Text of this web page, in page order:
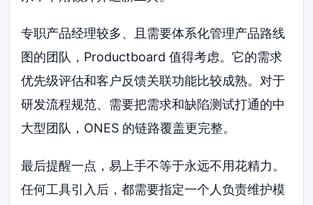
专职产品经理较多、且需要体系化管理产品路线
图的团队，Productboard 值得考虑。它的需求
优先级评估和客户反馈关联功能比较成熟。对于
研发流程规范、需要把需求和缺陷测试打通的中
大型团队，ONES 的链路覆盖更完整。
最后提醒一点，易上手不等于永远不用花精力。
任何工具引入后，都需要指定一个人负责维护模